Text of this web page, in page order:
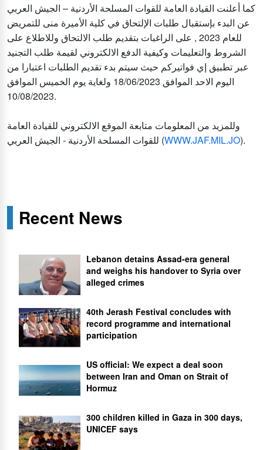
كما أعلنت القيادة العامة للقوات المسلحة الأردنية – الجيش العربي
عن البدء بإستقبال طلبات الإلتحاق في كلية الأميرة منى للتمريض
للعام 2023 , على الراغبات بتقديم طلب الالتحاق وللاطلاع على
الشروط والتعليمات وكيفية الدفع الالكتروني لقيمة طلب التجنيد
عبر تطبيق إي فواتيركم حيث سيتم بدء تقديم الطلبات اعتبارا من
اليوم الاحد الموافق 18/06/2023 ولغاية يوم الخميس الموافق
10/08/2023.
وللمزيد من المعلومات متابعة الموقع الالكتروني للقيادة العامة
للقوات المسلحة الأردنية - الجيش العربي (WWW.JAF.MIL.JO).
Recent News
Lebanon detains Assad-era general
and weighs his handover to Syria over
alleged crimes
40th Jerash Festival concludes with
record programme and international
participation
US official: We expect a deal soon
between Iran and Oman on Strait of
Hormuz
300 children killed in Gaza in 300 days,
UNICEF says